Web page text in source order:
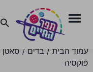
עמוד הבית / בדים / סאטן
פוקסיה